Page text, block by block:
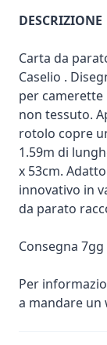
DESCRIZIONE
Carta da
Caselio .
per camerette
non tessuto.
rotolo copre
1.59m di
x 53cm.
innovativo in
da parato
Consegna
Per
a mandare un